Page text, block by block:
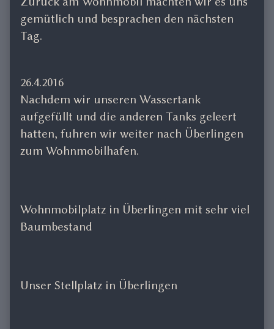
gemütlich und besprachen den nächsten
Tag.
26.4.2016
Nachdem wir unseren Wassertank
aufgefüllt und die anderen Tanks geleert
hatten, fuhren wir weiter nach Überlingen
zum Wohnmobilhafen.
Wohnmobilplatz in Überlingen mit sehr viel
Baumbestand
Unser Stellplatz in Überlingen